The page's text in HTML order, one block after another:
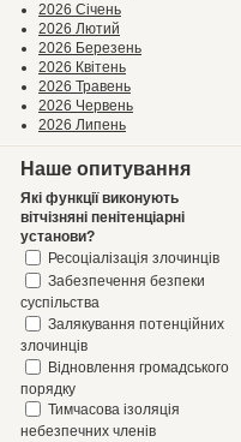
2026 Січень
2026 Лютий
2026 Березень
2026 Квітень
2026 Травень
2026 Червень
2026 Липень
Наше опитування
Які функції виконують
вітчізняні пенітенціарні
установи?
Ресоціалізація злочинців
Забезпечення безпеки
суспільства
Залякування потенційних
злочинців
Відновлення громадського
порядку
Тимчасова ізоляція
небезпечних членів